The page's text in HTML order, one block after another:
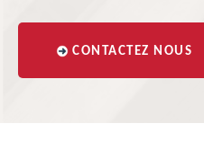
CONTACTEZ NOUS